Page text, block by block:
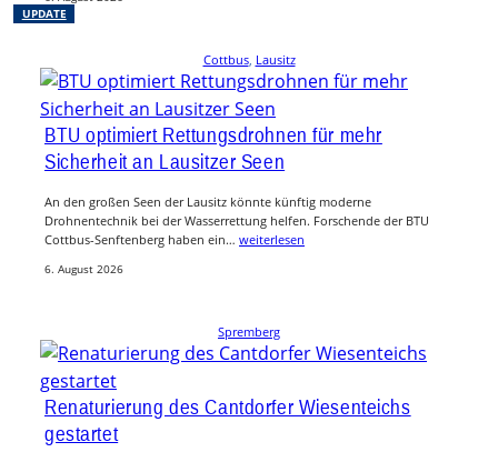
UPDATE
Cottbus, Lausitz
BTU optimiert Rettungsdrohnen für mehr
Sicherheit an Lausitzer Seen
An den großen Seen der Lausitz könnte künftig moderne
Drohnentechnik bei der Wasserrettung helfen. Forschende der BTU
Cottbus-Senftenberg haben ein… weiterlesen
6. August 2026
Spremberg
Renaturierung des Cantdorfer Wiesenteichs
gestartet